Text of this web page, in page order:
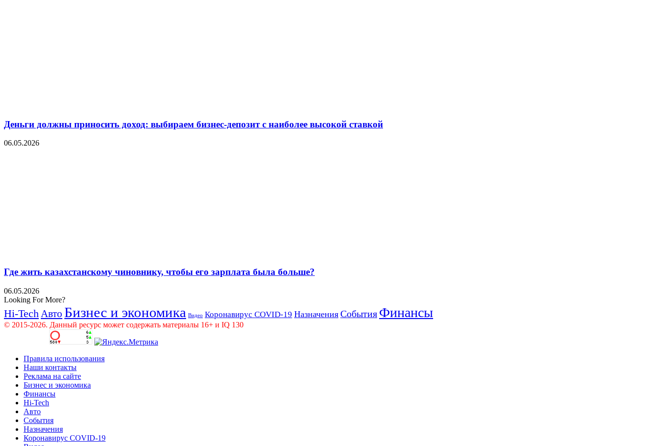
Деньги должны приносить доход: выбираем бизнес-депозит с наиболее высокой ставкой
06.05.2026
Где жить казахстанскому чиновнику, чтобы его зарплата была больше?
06.05.2026
Looking For More?
Hi-Tech Авто Бизнес и экономика Видео Коронавирус COVID-19 Назначения События Финансы
© 2015-2026. Данный ресурс может содержать материалы 16+ и IQ 130
Правила использования
Наши контакты
Реклама на сайте
Бизнес и экономика
Финансы
Hi-Tech
Авто
События
Назначения
Коронавирус COVID-19